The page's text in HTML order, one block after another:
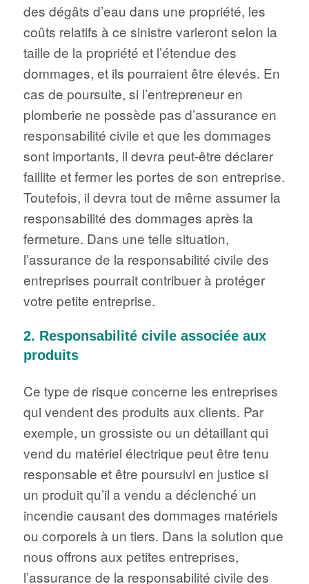
des dégâts d’eau dans une propriété, les
coûts relatifs à ce sinistre varieront selon la
taille de la propriété et l’étendue des
dommages, et ils pourraient être élevés. En
cas de poursuite, si l’entrepreneur en
plomberie ne possède pas d’assurance en
responsabilité civile et que les dommages
sont importants, il devra peut-être déclarer
faillite et fermer les portes de son entreprise.
Toutefois, il devra tout de même assumer la
responsabilité des dommages après la
fermeture. Dans une telle situation,
l’assurance de la responsabilité civile des
entreprises pourrait contribuer à protéger
votre petite entreprise.
2. Responsabilité civile associée aux
produits
Ce type de risque concerne les entreprises
qui vendent des produits aux clients. Par
exemple, un grossiste ou un détaillant qui
vend du matériel électrique peut être tenu
responsable et être poursuivi en justice si
un produit qu’il a vendu a déclenché un
incendie causant des dommages matériels
ou corporels à un tiers. Dans la solution que
nous offrons aux petites entreprises,
l’assurance de la responsabilité civile des